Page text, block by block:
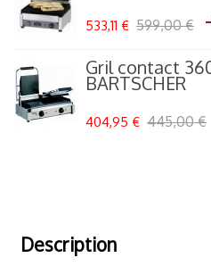
533,11 € 599,00 €
Gril contact
BARTSCHER
404,95 € 445,00 €
Description